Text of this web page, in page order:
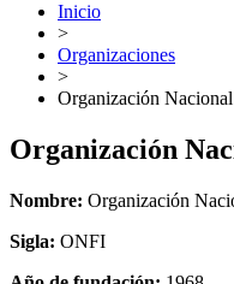
Inicio
>
Organizaciones
>
Organización
Organización
Nombre: Organización
Sigla: ONFI